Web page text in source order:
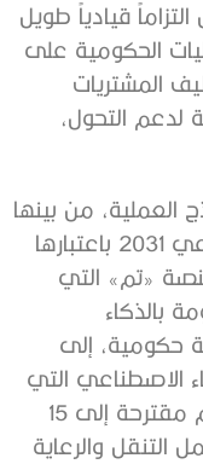
قيادياً طويل
الحكومية على
المشتريات
لدعم التحول،
العملية، من بينها
الاستراتيجية الوطنية للذكاء الاصطناعي 2031 باعتبارها
«تم» التي
بالذكاء
حكومية، إلى
الاصطناعي التي
نجحت في تقليص 183 حالة استخدام مقترحة إلى 15
التنقل والرعاية